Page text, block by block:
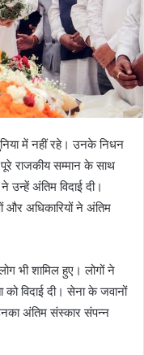
में नहीं रहे। उनके निधन
पूरे राजकीय सम्मान के साथ
उन्हें अंतिम विदाई दी।
और अधिकारियों ने अंतिम
भी शामिल हुए। लोगों ने
विदाई दी। सेना के जवानों
अंतिम संस्कार संपन्न